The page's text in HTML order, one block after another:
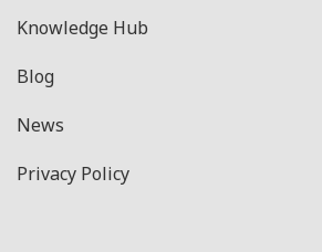
Knowledge Hub
Blog
News
Privacy Policy